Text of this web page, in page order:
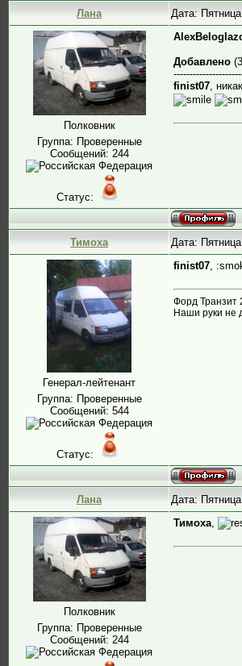
Лана Дата:
Полковник
Группа: Проверенные
Сообщений: 244
Статус:
Добавлено
finist07,
Тимоха Дата:
Генерал-лейтенант
Группа: Проверенные
Сообщений: 544
Статус:
finist07,
Форд Транзит
Наши руки не
Лана Дата:
Полковник
Группа: Проверенные
Сообщений: 244
Тимоха,